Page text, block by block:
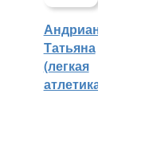
Андрианова
Татьяна
(легкая
атлетика)